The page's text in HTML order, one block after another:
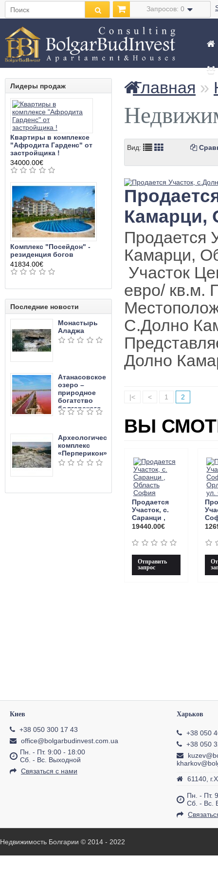
Запросов: 0
Лидеры продаж
Квартиры в комплексе
"Афродита Гарденс" от
застройщика !
34000.00€
Комплекс "Посейдон" -
резиденция богов
41834.00€
Последние новости
Монастырь
Аладжа
Атанасовское
озеро –
природное
богатство
болгарского
края
Археологический
комплекс
«Перперикон»
Главная »
Вид:
Камарци,
Продается
Камарци,
Участок
евро/ кв.м.
С.Долно
Долно
|< < 1 2
ВЫ
Продается
Участок, с.
Саранци ,
Область
19440.00€
Отправить
запрос
Киев
+38 050 300 17 43
office@bolgarbudinvest.com.ua
Пн. - Пт. 9:00 - 18:00
Сб. - Вс. Выходной
Связаться с нами
Харьков
+38 050
+38 050
61140,
Пн. - Пт.
Сб. - Вс.
Недвижимость Болгарии © 2014 - 2022